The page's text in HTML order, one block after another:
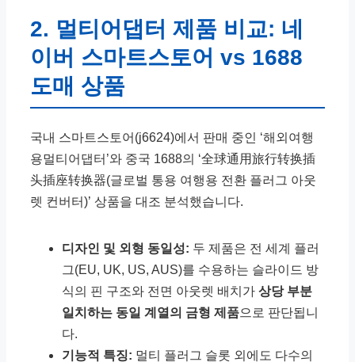
2. 멀티어댑터 제품 비교: 네
이버 스마트스토어 vs 1688
도매 상품
국내 스마트스토어(j6624)에서 판매 중인 ‘해외여행
용멀티어댑터’와 중국 1688의 ‘全球通用旅行转换插
头插座转换器(글로벌 통용 여행용 전환 플러그 아웃
렛 컨버터)’ 상품을 대조 분석했습니다.
디자인 및 외형 동일성: 두 제품은 전 세계 플러
그(EU, UK, US, AUS)를 수용하는 슬라이드 방
식의 핀 구조와 전면 아웃렛 배치가 상당 부분
일치하는 동일 계열의 금형 제품으로 판단됩니
다.
기능적 특징: 멀티 플러그 슬롯 외에도 다수의